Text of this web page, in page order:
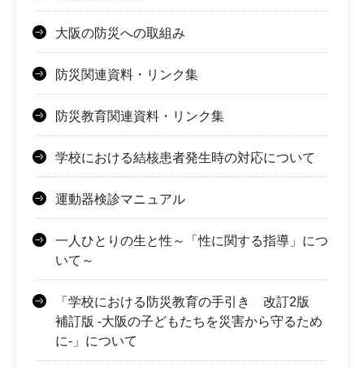
大阪の防災への取組み
防災関連資料・リンク集
防災教育関連資料・リンク集
学校における結核患者発生時の対応について
運動器検診マニュアル
一人ひとりの生と性～「性に関する指導」につ
いて～
「学校における防災教育の手引き 改訂2版
補訂版 -大阪の子どもたちを災害から守るため
に-」について